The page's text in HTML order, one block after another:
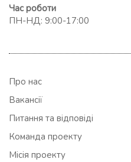
Час роботи
ПН-НД: 9:00-17:00
Про нас
Вакансії
Питання та відповіді
Команда проекту
Місія проекту